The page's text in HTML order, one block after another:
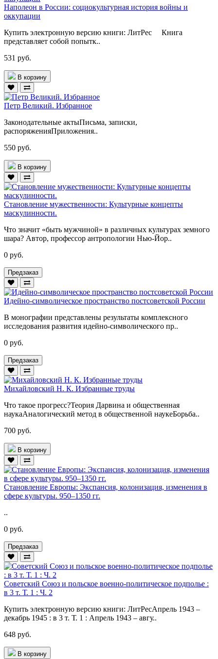
Наполеон в России: социокультурная история войны и
оккупации
Купить электронную версию книги: ЛитРес Книга
представляет собой попытк..
531 руб.
В корзину
Петр Великий. Избранное
Законодательные актыПисьма, записки,
распоряженияПриложения..
550 руб.
В корзину
Становление мужественности: Культурные концепты
маскулинности.
Что значит «быть мужчиной» в различных культурах земного
шара? Автор, профессор антропологии Нью-Йор..
0 руб.
Предзаказ
Идейно-символическое пространство постсоветской России
В монографии представлены результаты комплексного
исследования развития идейно-символического пр..
0 руб.
Предзаказ
Михайловский Н. К. Избранные труды
Что такое прогресс?Теория Дарвина и общественная
наукаАналогический метод в общественной наукеБорьба..
700 руб.
В корзину
Становление Европы: Экспансия, колонизация, изменения в
сфере культуры. 950–1350 гг.
..
0 руб.
Предзаказ
Советский Союз и польское военно-политическое подполье :
в 3 т. Т. 1 : Ч. 2
Купить электронную версию книги: ЛитРесАпрель 1943 –
декабрь 1945 : в 3 т. Т. 1 : Апрель 1943 – авгу..
648 руб.
В корзину